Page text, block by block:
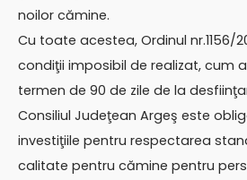
noilor cămine.
Cu toate acestea, Ordinul nr.1156/
condiţii imposibil de realizat, cum
termen de 90 de zile de la
Consiliul Judeţean Argeş este
investiţiile pentru respectarea
calitate pentru cămine pentru